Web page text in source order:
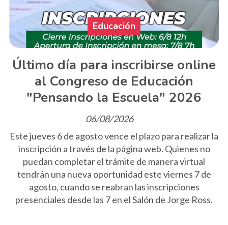
Último día para inscribirse online
al Congreso de Educación
"Pensando la Escuela" 2026
Educación
06/08/2026
Este jueves 6 de agosto vence el plazo para realizar la
inscripción a través de la página web. Quienes no
puedan completar el trámite de manera virtual
tendrán una nueva oportunidad este viernes 7 de
agosto, cuando se reabran las inscripciones
presenciales desde las 7 en el Salón de Jorge Ross.